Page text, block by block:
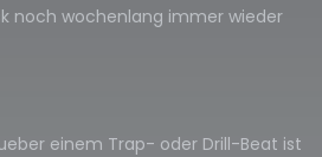
noch wochenlang immer wieder
einem Trap- oder Drill-Beat ist